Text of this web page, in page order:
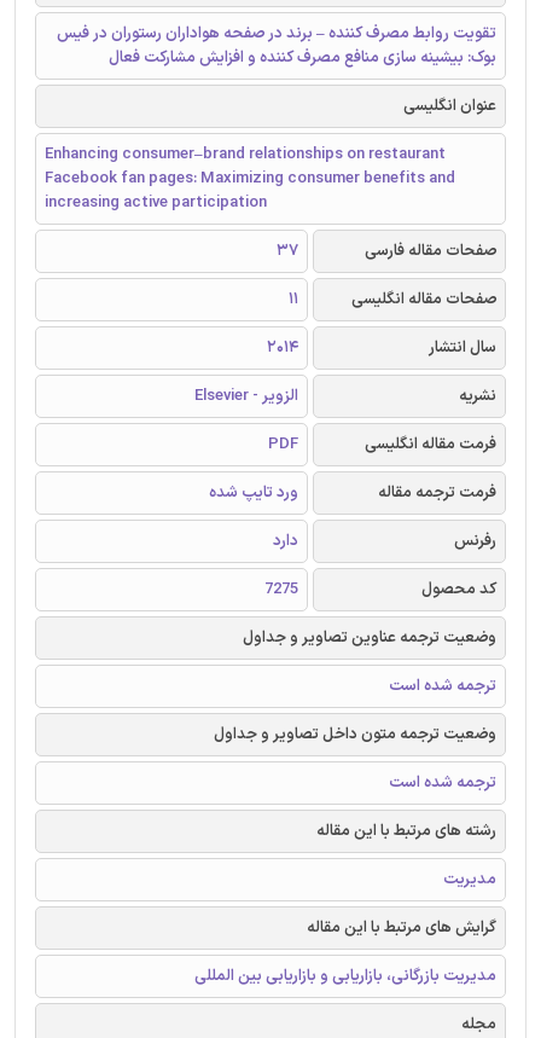
تقویت روابط مصرف کننده – برند در صفحه هواداران رستوران در فیس
بوک: بیشینه سازی منافع مصرف کننده و افزایش مشارکت فعال
عنوان انگلیسی
Enhancing consumer–brand relationships on restaurant
Facebook fan pages: Maximizing consumer benefits and
increasing active participation
صفحات مقاله فارسی
37
صفحات مقاله انگلیسی
11
سال انتشار
2014
نشریه
الزویر - Elsevier
فرمت مقاله انگلیسی
PDF
فرمت ترجمه مقاله
ورد تایپ شده
رفرنس
دارد
کد محصول
7275
وضعیت ترجمه عناوین تصاویر و جداول
ترجمه شده است
وضعیت ترجمه متون داخل تصاویر و جداول
ترجمه شده است
رشته های مرتبط با این مقاله
مدیریت
گرایش های مرتبط با این مقاله
مدیریت بازرگانی، بازاریابی و بازاریابی بین المللی
مجله